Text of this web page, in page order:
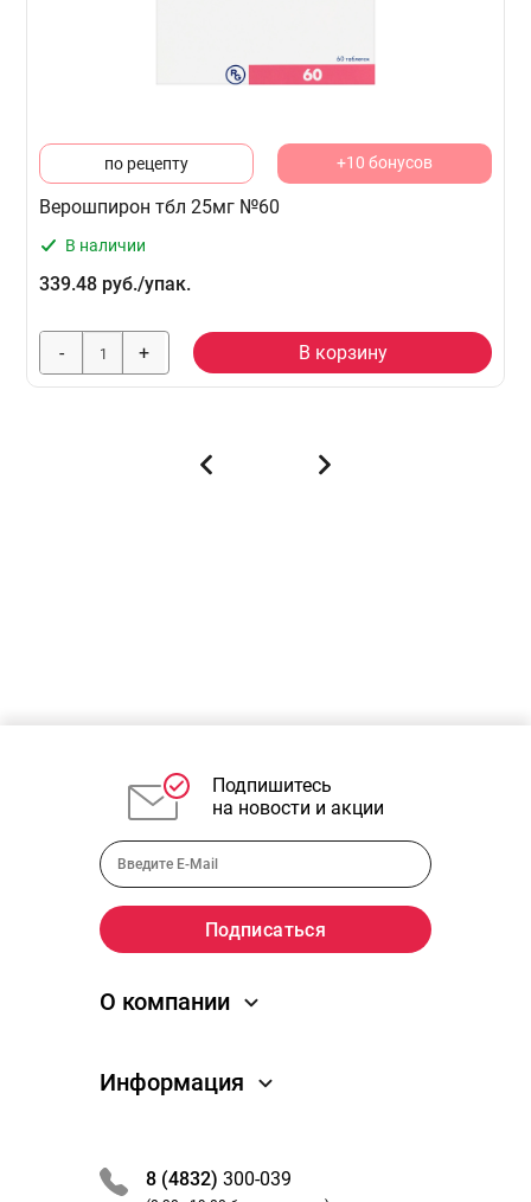
по рецепту +10 бонусов
Верошпирон тбл 25мг №60
В наличии
339.48 руб./упак.
- + В корзину
Подпишитесь
на новости и акции
8 (4832) 300-039
О компании
Новости
Преимущества
Информация
Обработка заказа